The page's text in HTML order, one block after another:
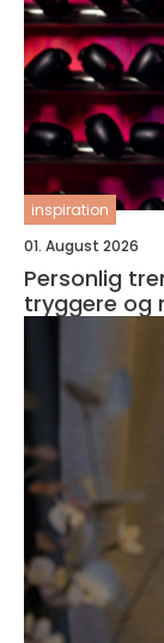
inspiration
01. August 2026
Personlig
tryggere og